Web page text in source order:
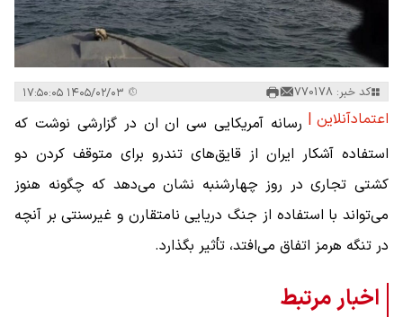
کد خبر: 770178
اعتمادآنلاین | رسانه آمریکایی سی ان ان در گزارشی نوشت که
استفاده آشکار ایران از قایق‌های تندرو برای متوقف کردن دو
کشتی تجاری در روز چهارشنبه نشان می‌دهد که چگونه هنوز
می‌تواند با استفاده از جنگ دریایی نامتقارن و غیرسنتی بر آنچه
در تنگه هرمز اتفاق می‌افتد، تأثیر بگذارد.
اخبار مرتبط